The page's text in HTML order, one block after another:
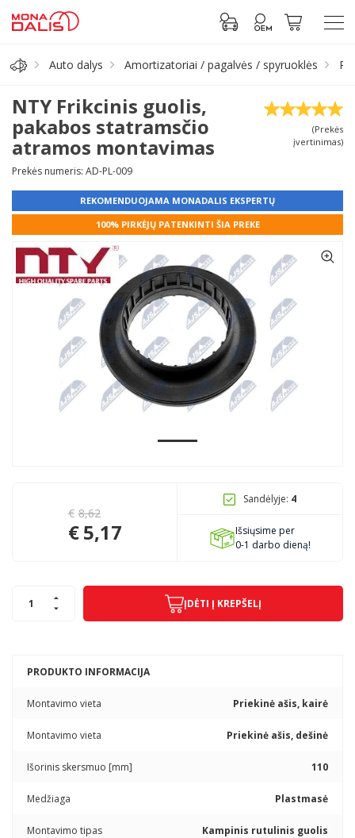
Alyva, tepalai
Antifrizas
Akumuliatorius
Padangos
Prisijungti prie paskyros
Pagojo k., Uosių g. 124, Kelmės raj.
info@mbmanogarazas.lt
Auto dalys Amortizatoriai / pagalvės / spyruoklės
NTY Frikcinis guolis,
pakabos statramsčio
atramos montavimas
(Prekės
įvertinimas)
Prekės numeris: AD-PL-009
REKOMENDUOJAMA MONADALIS EKSPERTŲ
100% PIRKĖJŲ PATENKINTI ŠIA PREKE
PRODUKTO INFORMACIJA
Montavimo vieta Priekinė ašis, kairė
Montavimo vieta Priekinė ašis, dešinė
Išorinis skersmuo [mm] 110
Medžiaga Plastmasė
Montavimo tipas Kampinis rutulinis guolis
€ 8,62
€5,17
Sandėlyje: 4
Išsiųsime per
0-1 darbo dieną!
ĮDĖTI Į KREPŠELĮ